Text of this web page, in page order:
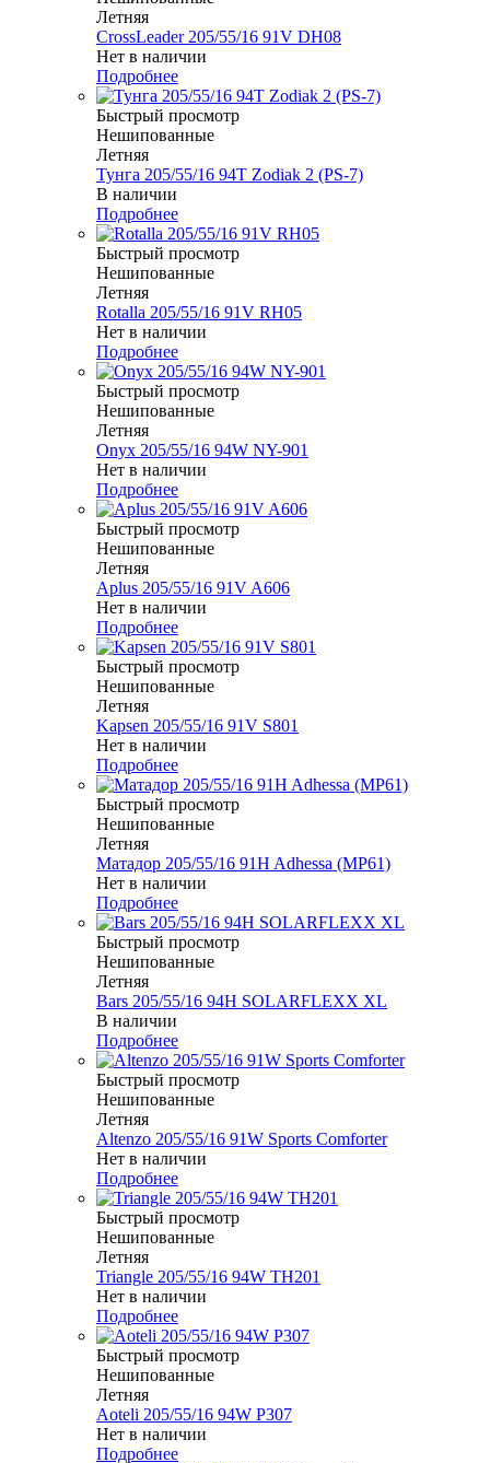
Летняя
CrossLeader 205/55/16 91V DH08
Нет в наличии
Подробнее
Быстрый просмотр
Нешипованные
Летняя
Тунга 205/55/16 94T Zodiak 2 (PS-7)
В наличии
Подробнее
Быстрый просмотр
Нешипованные
Летняя
Rotalla 205/55/16 91V RH05
Нет в наличии
Подробнее
Быстрый просмотр
Нешипованные
Летняя
Onyx 205/55/16 94W NY-901
Нет в наличии
Подробнее
Быстрый просмотр
Нешипованные
Летняя
Aplus 205/55/16 91V A606
Нет в наличии
Подробнее
Быстрый просмотр
Нешипованные
Летняя
Kapsen 205/55/16 91V S801
Нет в наличии
Подробнее
Быстрый просмотр
Нешипованные
Летняя
Матадор 205/55/16 91H Adhessa (MP61)
Нет в наличии
Подробнее
Быстрый просмотр
Нешипованные
Летняя
Bars 205/55/16 94H SOLARFLEXX XL
В наличии
Подробнее
Быстрый просмотр
Нешипованные
Летняя
Altenzo 205/55/16 91W Sports Comforter
Нет в наличии
Подробнее
Быстрый просмотр
Нешипованные
Летняя
Triangle 205/55/16 94W TH201
Нет в наличии
Подробнее
Быстрый просмотр
Нешипованные
Летняя
Aoteli 205/55/16 94W P307
Нет в наличии
Подробнее